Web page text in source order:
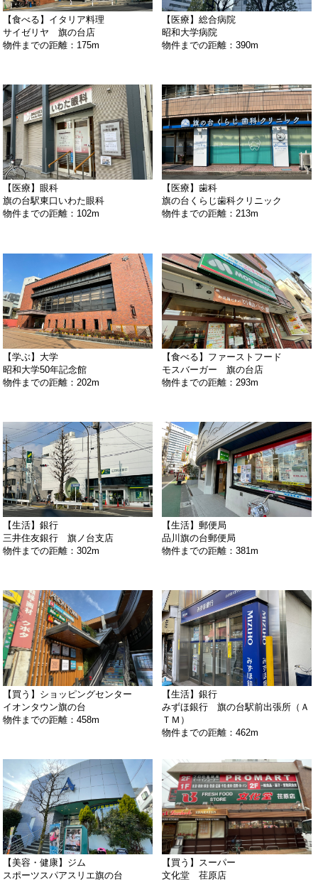
【食べる】イタリア料理
サイゼリヤ 旗の台店
物件までの距離：175m
【医療】総合病院
昭和大学病院
物件までの距離：390m
【医療】眼科
旗の台駅東口いわた眼科
物件までの距離：102m
【医療】歯科
旗の台くらじ歯科クリニック
物件までの距離：213m
【学ぶ】大学
昭和大学50年記念館
物件までの距離：202m
【食べる】ファーストフード
モスバーガー 旗の台店
物件までの距離：293m
【生活】銀行
三井住友銀行 旗ノ台支店
物件までの距離：302m
【生活】郵便局
品川旗の台郵便局
物件までの距離：381m
【買う】ショッピングセンター
イオンタウン旗の台
物件までの距離：458m
【生活】銀行
みずほ銀行 旗の台駅前出張所（Ａ
ＴＭ）
物件までの距離：462m
【美容・健康】ジム
スポーツスパアスリエ旗の台
【買う】スーパー
文化堂 荏原店